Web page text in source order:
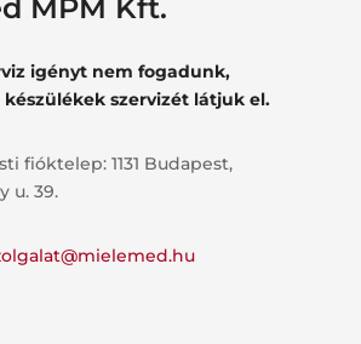
MPM Kft.
igényt nem fogadunk,
szervizét látjuk el.
fióktelep: 1131 Budapest,
u. 39.